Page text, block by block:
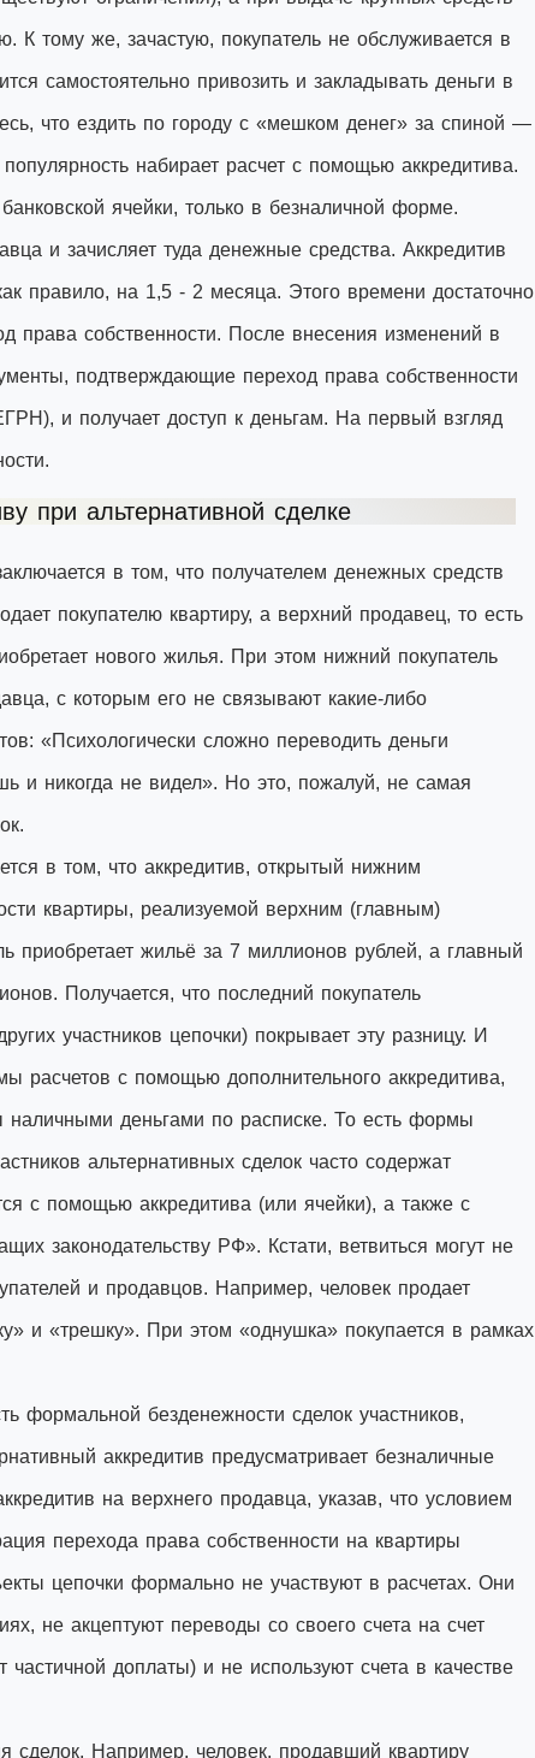
К тому же, зачастую, покупатель не обслуживается в
самостоятельно привозить и закладывать деньги в
что ездить по городу с «мешком денег» за спиной —
набирает расчет с помощью аккредитива.
ячейки, только в безналичной форме.
и зачисляет туда денежные средства. Аккредитив
правило, на 1,5 - 2 месяца. Этого времени достаточно
права собственности. После внесения изменений в
подтверждающие переход права собственности
и получает доступ к деньгам. На первый взгляд
при альтернативной сделке
в том, что получателем денежных средств
покупателю квартиру, а верхний продавец, то есть
нового жилья. При этом нижний покупатель
с которым его не связывают какие-либо
«Психологически сложно переводить деньги
и никогда не видел». Но это, пожалуй, не самая
в том, что аккредитив, открытый нижним
квартиры, реализуемой верхним (главным)
приобретает жильё за 7 миллионов рублей, а главный
Получается, что последний покупатель
участников цепочки) покрывает эту разницу. И
расчетов с помощью дополнительного аккредитива,
наличными деньгами по расписке. То есть формы
альтернативных сделок часто содержат
с помощью аккредитива (или ячейки), а также с
законодательству РФ». Кстати, ветвиться могут не
и продавцов. Например, человек продает
и «трешку». При этом «однушка» покупается в рамках
формальной безденежности сделок участников,
аккредитив предусматривает безналичные
на верхнего продавца, указав, что условием
перехода права собственности на квартиры
цепочки формально не участвуют в расчетах. Они
не акцептуют переводы со своего счета на счет
доплаты) и не используют счета в качестве
сделок. Например, человек, продавший квартиру